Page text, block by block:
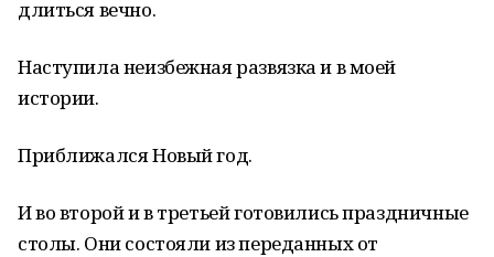
длиться вечно.
Наступила неизбежная развязка и в моей
истории.
Приближался Новый год.
И во второй и в третьей готовились праздничные
столы. Они состояли из переданных от